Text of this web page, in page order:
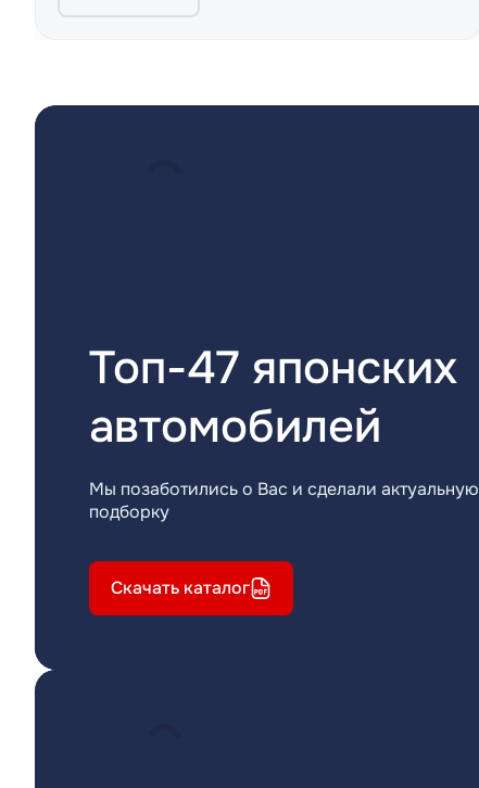
Топ-47 японских
автомобилей
Мы позаботились о Вас и сделали актуальную
подборку
Скачать каталог